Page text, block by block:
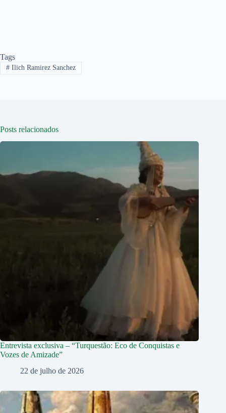
Tags
#Ilich Ramirez Sanchez
Posts relacionados
Entrevista exclusiva – “Turquestão: Eco de Conquistas e
Vozes de Amizade”
22 de julho de 2026